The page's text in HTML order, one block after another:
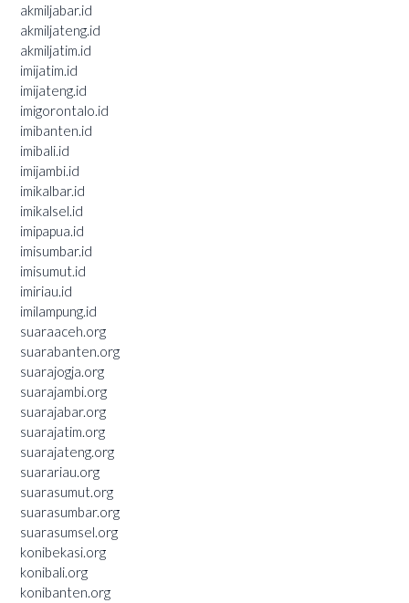
akmiljabar.id
akmiljateng.id
akmiljatim.id
imijatim.id
imijateng.id
imigorontalo.id
imibanten.id
imibali.id
imijambi.id
imikalbar.id
imikalsel.id
imipapua.id
imisumbar.id
imisumut.id
imiriau.id
imilampung.id
suaraaceh.org
suarabanten.org
suarajogja.org
suarajambi.org
suarajabar.org
suarajatim.org
suarajateng.org
suarariau.org
suarasumut.org
suarasumbar.org
suarasumsel.org
konibekasi.org
konibali.org
konibanten.org